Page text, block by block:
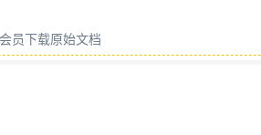
员下载原始文档